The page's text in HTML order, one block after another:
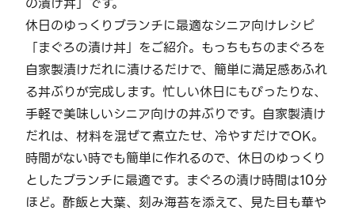
休日のゆっくりブランチに最適なシニア向けレシピ
「まぐろの漬け丼」をご紹介。もっちもちのまぐろを
自家製漬けだれに漬けるだけで、簡単に満足感あふれ
る丼ぶりが完成します。忙しい休日にもぴったりな、
手軽で美味しいシニア向けの丼ぶりです。自家製漬け
だれは、材料を混ぜて煮立たせ、冷やすだけでOK。
時間がない時でも簡単に作れるので、休日のゆっくり
としたブランチに最適です。まぐろの漬け時間は10分
ほど。酢飯と大葉、刻み海苔を添えて、見た目も華や